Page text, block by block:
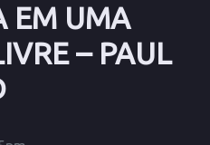
EM UMA
– PAUL